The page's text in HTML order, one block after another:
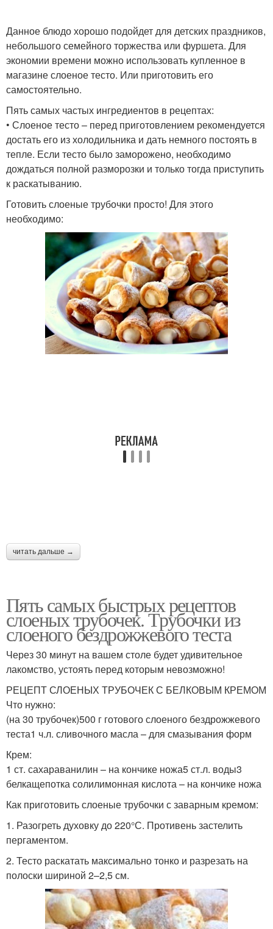
Данное блюдо хорошо подойдет для детских праздников,
небольшого семейного торжества или фуршета. Для
экономии времени можно использовать купленное в
магазине слоеное тесто. Или приготовить его
самостоятельно.
Пять самых частых ингредиентов в рецептах:
• Слоеное тесто – перед приготовлением рекомендуется
достать его из холодильника и дать немного постоять в
тепле. Если тесто было заморожено, необходимо
дождаться полной разморозки и только тогда приступить
к раскатыванию.
Готовить слоеные трубочки просто! Для этого
необходимо:
читать дальше →
Пять самых быстрых рецептов
слоеных трубочек. Трубочки из
слоеного бездрожжевого теста
Через 30 минут на вашем столе будет удивительное
лакомство, устоять перед которым невозможно!
РЕЦЕПТ СЛОЕНЫХ ТРУБОЧЕК С БЕЛКОВЫМ КРЕМОМ
Что нужно:
(на 30 трубочек)500 г готового слоеного бездрожжевого
теста1 ч.л. сливочного масла – для смазывания форм
Крем:
1 ст. сахараванилин – на кончике ножа5 ст.л. воды3
белкащепотка солилимонная кислота – на кончике ножа
Как приготовить слоеные трубочки с заварным кремом:
1. Разогреть духовку до 220°С. Противень застелить
пергаментом.
2. Тесто раскатать максимально тонко и разрезать на
полоски шириной 2–2,5 см.